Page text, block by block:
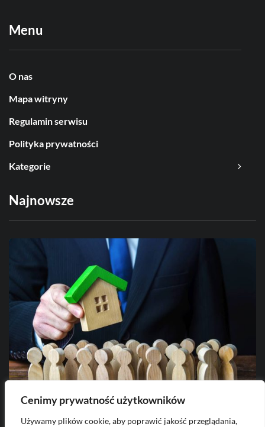
Cenimy prywatność użytkowników
Używamy plików cookie, aby poprawić jakość przeglądania,
Menu
O nas
Mapa witryny
Regulamin serwisu
Polityka prywatności
Kategorie
Najnowsze
2026-08-05